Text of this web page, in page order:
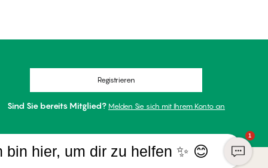
Registrieren
Sind Sie bereits Mitglied? Melden Sie sich mit Ihrem Konto an
1
bin hier, um dir zu helfen ✨ 😊